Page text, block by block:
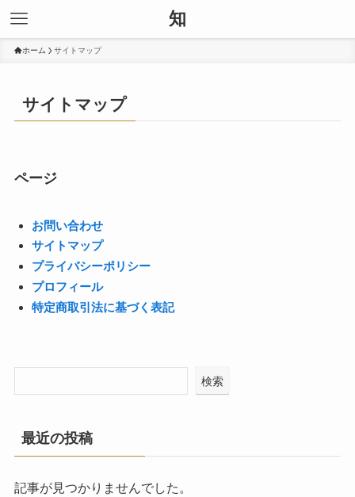
知
ホーム サイトマップ
サイトマップ
ページ
お問い合わせ
サイトマップ
プライバシーポリシー
プロフィール
特定商取引法に基づく表記
検索
最近の投稿
記事が見つかりませんでした。